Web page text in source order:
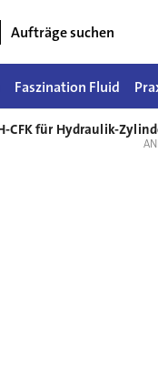
Aufträge suchen
Faszination Fluid
CFK für Hydraulik-